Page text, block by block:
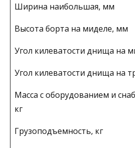
Ширина наибольшая, мм
Высота борта на миделе, мм
Угол килеватости днища на
Угол килеватости днища на
Масса с оборудованием и
кг
Грузоподъемность, кг